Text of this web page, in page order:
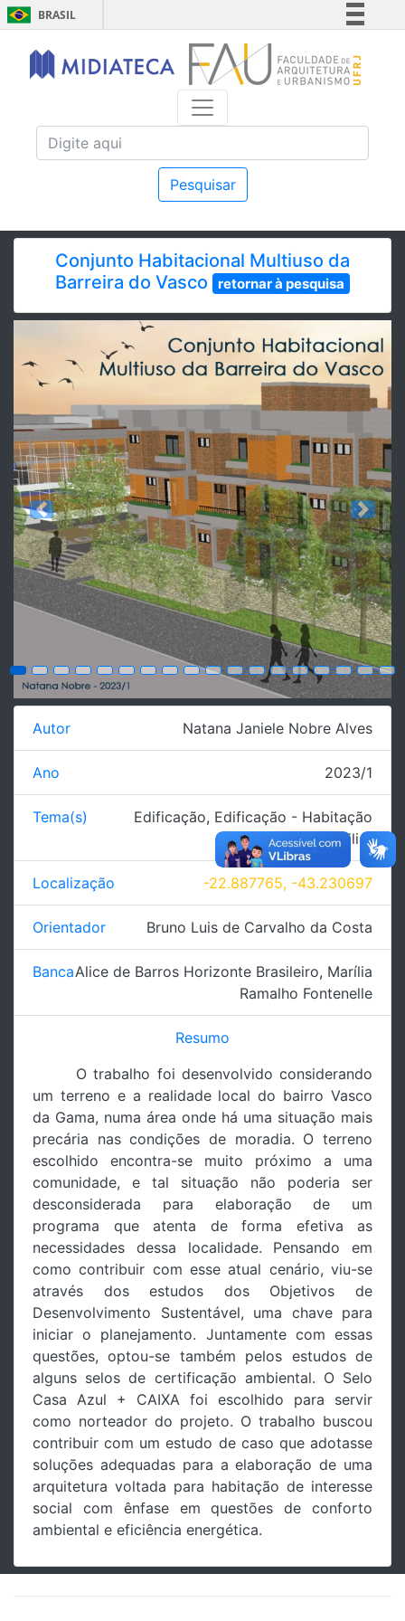
BRASIL
Simplifique!
Comunica BR
Acesso à informação
Pesquisar
Conjunto Habitacional Multiuso da
Barreira do Vasco
retornar à pesquisa
Previous Next
Autor Natana Janiele Nobre Alves
Ano 2023/1
Tema(s) Edificação, Edificação - Habitação
multifamiliar
Localização -22.887765, -43.230697
Orientador Bruno Luis de Carvalho da Costa
BancaAlice de Barros Horizonte Brasileiro, Marília
Ramalho Fontenelle
Resumo
O trabalho foi desenvolvido considerando
um terreno e a realidade local do bairro Vasco
da Gama, numa área onde há uma situação mais
precária nas condições de moradia. O terreno
escolhido encontra-se muito próximo a uma
comunidade, e tal situação não poderia ser
desconsiderada para elaboração de um
programa que atenta de forma efetiva as
necessidades dessa localidade. Pensando em
como contribuir com esse atual cenário, viu-se
através dos estudos dos Objetivos de
Desenvolvimento Sustentável, uma chave para
iniciar o planejamento. Juntamente com essas
questões, optou-se também pelos estudos de
alguns selos de certificação ambiental. O Selo
Casa Azul + CAIXA foi escolhido para servir
como norteador do projeto. O trabalho buscou
contribuir com um estudo de caso que adotasse
soluções adequadas para a elaboração de uma
arquitetura voltada para habitação de interesse
social com ênfase em questões de conforto
ambiental e eficiência energética.